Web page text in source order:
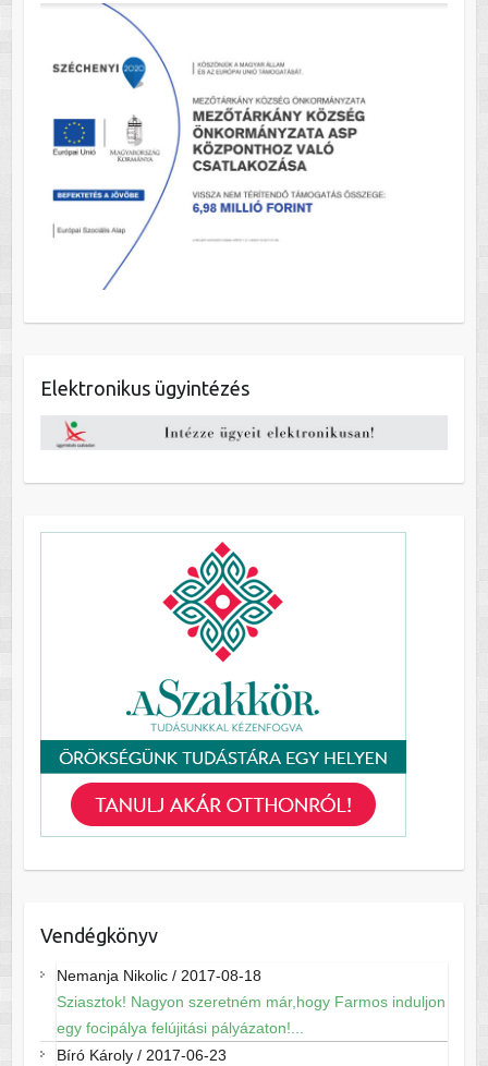
Elektronikus ügyintézés
Vendégkönyv
Nemanja Nikolic/ 2017-08-18
Sziasztok! Nagyon szeretném már,hogy Farmos induljon
egy focipálya felújitási pályázaton!...
Bíró Károly/ 2017-06-23